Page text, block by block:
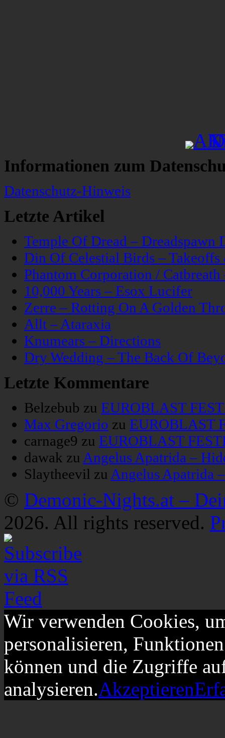
Informationen zum
Datenschutz-Hinweis
Letzte Artikel
Temple Of Dread – Dreadspawn
Din Of Celestial Birds –
Phantom Corporation /
10,000 Years – Esox Lucifer
Zerre – Rotting On A Golden
Allt – Ataraxia
Knumears – Directions
Dry Wedding – The Back Of
Letzte Kommentare
Belzebub zu EUROBLAST
Max Gregorio zu EUROBLAST
carnage9 zu EUROBLAST
dawak zu Angelus Apatrida –
Slaytheevil zu Angelus Apatrida
© Demonic-Nights.at –
2026. All rights reserved.
Wir verwenden Cookies,
personalisieren,
können und die Zugriffe
analysieren.Akzeptieren